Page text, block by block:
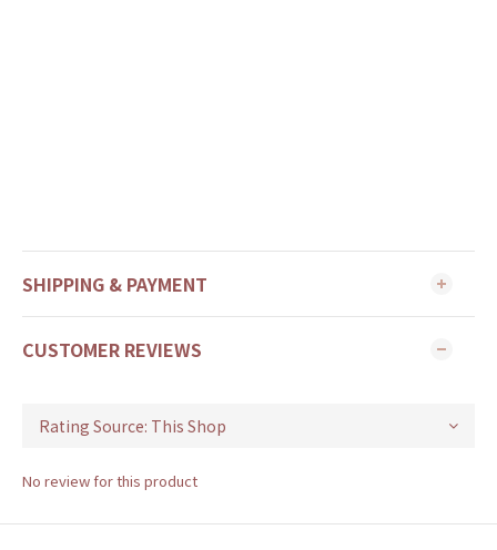
SHIPPING & PAYMENT
CUSTOMER REVIEWS
No review for this product